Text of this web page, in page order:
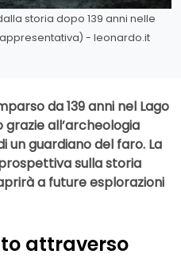
storia dopo 139 anni nelle
- leonardo.it
da 139 anni nel Lago
all’archeologia
un guardiano del faro. La
sulla storia
a future esplorazioni
attraverso